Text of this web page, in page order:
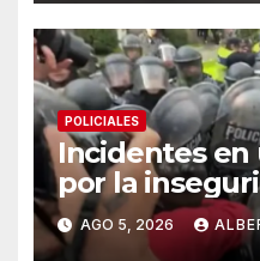
POLICIALES
Incidentes en
por la
Plata: vecinos
cambien la
AGO 5, 2026